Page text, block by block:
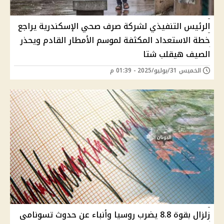
الرئيس التنفيذي لشركة صرف صحي الإسكندرية يراجع
خطة الاستعداد المكثفة لموسم الأمطار القادم ويحذر
الصيف هيقلب شتا
الخميس 31/يوليو/2025 - 01:39 م
زلزال بقوة 8.8 يضرب روسيا وأنباء عن حدوث تسونامى